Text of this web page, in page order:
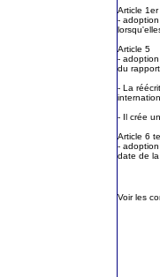
Article 1er
-
Article 5
-
du
- La
- Il crée
Article 6
-
date de la
Voir les